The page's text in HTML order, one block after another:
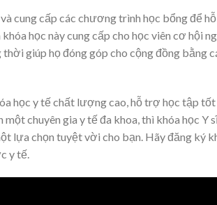
cung cấp các chương trình học bổng để
học này cung cấp cho học viên cơ hội
giúp họ đóng góp cho cộng đồng bằng
học y tế chất lượng cao, hỗ trợ học tập tốt
chuyên gia y tế đa khoa, thì khóa học Y
lựa chọn tuyệt vời cho bạn. Hãy đăng ký
y tế.